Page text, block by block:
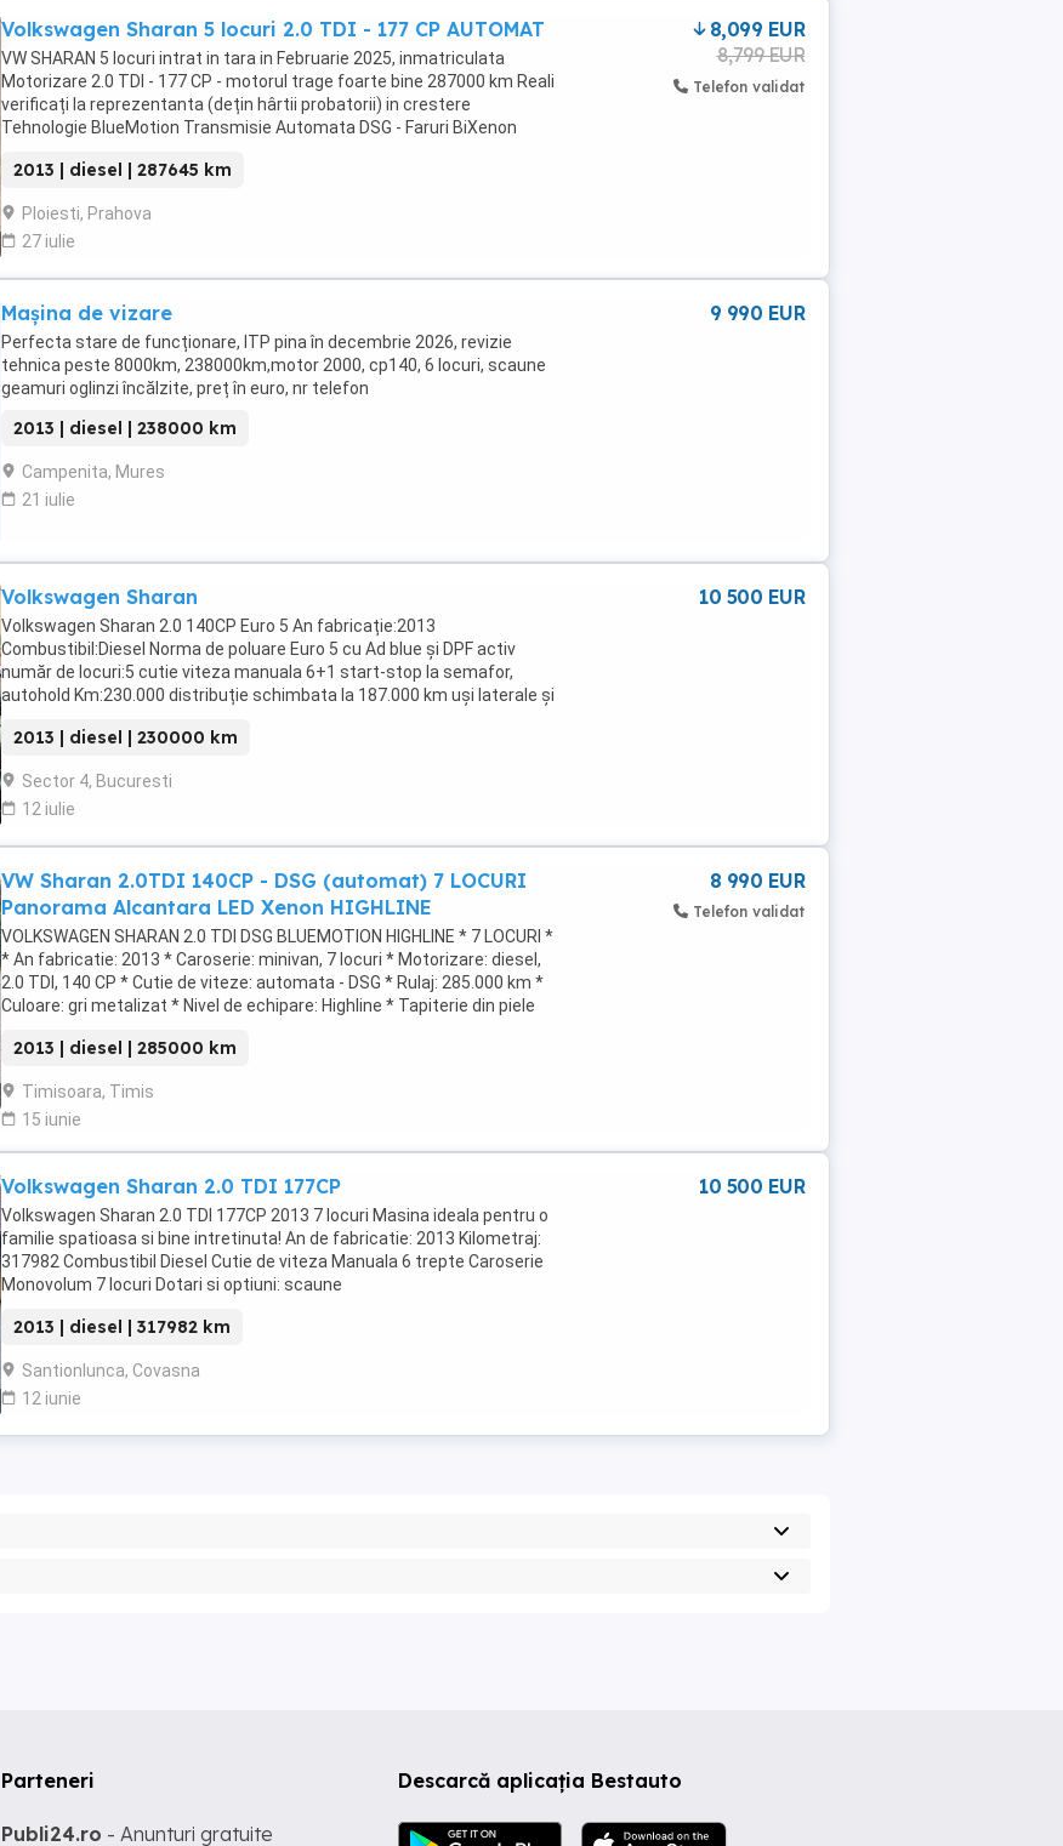
Volkswagen Sharan 5 locuri 2.0 TDI - 177 CP AUTOMAT
VW SHARAN 5 locuri intrat in tara in Februarie 2025, inmatriculata
Motorizare 2.0 TDI - 177 CP - motorul trage foarte bine 287000 km Reali
verificați la reprezentanta (dețin hârtii probatorii) in crestere
Tehnologie BlueMotion Transmisie Automata DSG - Faruri BiXenon
2013 | diesel | 287645 km
Ploiesti, Prahova
27 iulie
8,099 EUR
8,799 EUR
Telefon validat
Mașina de vizare
Perfecta stare de funcționare, ITP pina în decembrie 2026, revizie
tehnica peste 8000km, 238000km,motor 2000, cp140, 6 locuri, scaune
geamuri oglinzi încălzite, preț în euro, nr telefon
2013 | diesel | 238000 km
Campenita, Mures
21 iulie
9 990 EUR
Volkswagen Sharan
Volkswagen Sharan 2.0 140CP Euro 5 An fabricație:2013
Combustibil:Diesel Norma de poluare Euro 5 cu Ad blue și DPF activ
număr de locuri:5 cutie viteza manuala 6+1 start-stop la semafor,
autohold Km:230.000 distribuție schimbata la 187.000 km uși laterale și
2013 | diesel | 230000 km
Sector 4, Bucuresti
12 iulie
10 500 EUR
VW Sharan 2.0TDI 140CP - DSG (automat) 7 LOCURI
Panorama Alcantara LED Xenon HIGHLINE
VOLKSWAGEN SHARAN 2.0 TDI DSG BLUEMOTION HIGHLINE * 7 LOCURI *
* An fabricatie: 2013 * Caroserie: minivan, 7 locuri * Motorizare: diesel,
2.0 TDI, 140 CP * Cutie de viteze: automata - DSG * Rulaj: 285.000 km *
Culoare: gri metalizat * Nivel de echipare: Highline * Tapiterie din piele
2013 | diesel | 285000 km
Timisoara, Timis
15 iunie
8 990 EUR
Telefon validat
Volkswagen Sharan 2.0 TDI 177CP
Volkswagen Sharan 2.0 TDI 177CP 2013 7 locuri Masina ideala pentru o
familie spatioasa si bine intretinuta! An de fabricatie: 2013 Kilometraj:
317982 Combustibil Diesel Cutie de viteza Manuala 6 trepte Caroserie
Monovolum 7 locuri Dotari si optiuni: scaune
2013 | diesel | 317982 km
Santionlunca, Covasna
12 iunie
10 500 EUR
Descarcă aplicația Bestauto
Parteneri
Publi24.ro - Anunturi gratuite